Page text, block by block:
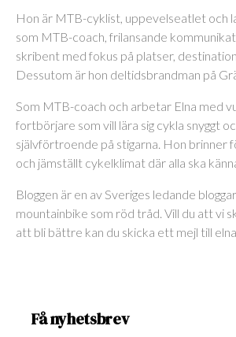
Hon är MTB-cyklist, uppevelseatlet och
som MTB-coach, frilansande
skribent med fokus på platser,
Dessutom är hon deltidsbrandman på
Som MTB-coach och arbetar Elna med
fortbörjare som vill lära sig cykla snyggt
självförtroende på stigarna. Hon brinner
och jämställt cykelklimat där alla ska
Bloggen är en av Sveriges ledande
mountainbike som röd tråd. Vill du att vi
att bli bättre kan du skicka ett mejl till
Få nyhetsbrev